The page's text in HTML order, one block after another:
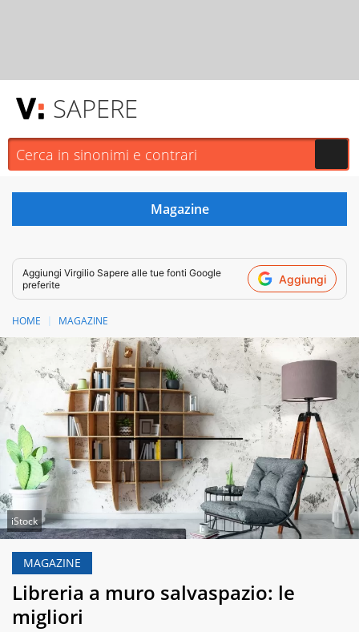
SAPERE
Aggiungi Virgilio Sapere alle tue fonti Google
preferite
Aggiungi
HOME MAGAZINE
iStock
MAGAZINE
Libreria a muro salvaspazio: le
migliori